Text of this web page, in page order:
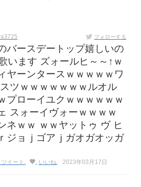
フォローする
バースデートップ嬉しいの
います ズォールヒ～～↑ｗ
ヤーンタースｗｗｗｗｗワ
ツｗｗｗｗｗｗｗルオル
プローイユクｗｗｗｗｗｗ
スォーイヴォーｗｗｗｗ
ネｗｗ ｗｗヤットゥ ヴ ヒ
ジョｊゴアｊガオガオッガ
ツイート いいね
2023年03月17日